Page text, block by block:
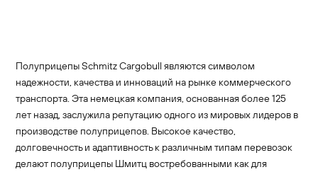
Полуприцепы Schmitz Cargobull являются символом
надежности, качества и инноваций на рынке коммерческого
транспорта. Эта немецкая компания, основанная более 125
лет назад, заслужила репутацию одного из мировых лидеров в
производстве полуприцепов. Высокое качество,
долговечность и адаптивность к различным типам перевозок
делают полуприцепы Шмитц востребованными как для